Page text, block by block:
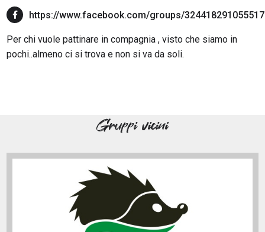
https://www.facebook.com/groups/324418291055517
Per chi vuole pattinare in compagnia , visto che siamo in
pochi..almeno ci si trova e non si va da soli.
Gruppi vicini